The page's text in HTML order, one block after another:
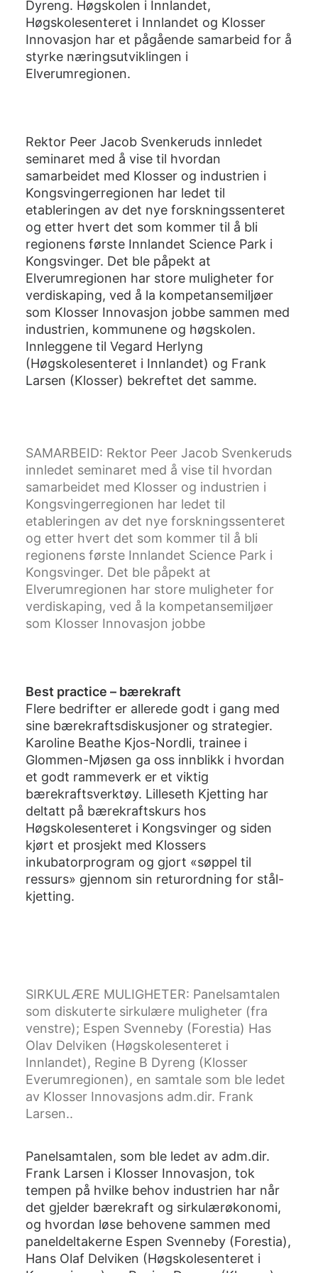
Dyreng. Høgskolen i Innlandet,
Høgskolesenteret i Innlandet og Klosser
Innovasjon har et pågående samarbeid for å
styrke næringsutviklingen i
Elverumregionen.
Rektor Peer Jacob Svenkeruds innledet
seminaret med å vise til hvordan
samarbeidet med Klosser og industrien i
Kongsvingerregionen har ledet til
etableringen av det nye forskningssenteret
og etter hvert det som kommer til å bli
regionens første Innlandet Science Park i
Kongsvinger. Det ble påpekt at
Elverumregionen har store muligheter for
verdiskaping, ved å la kompetansemiljøer
som Klosser Innovasjon jobbe sammen med
industrien, kommunene og høgskolen.
Innleggene til Vegard Herlyng
(Høgskolesenteret i Innlandet) og Frank
Larsen (Klosser) bekreftet det samme.
SAMARBEID: Rektor Peer Jacob Svenkeruds
innledet seminaret med å vise til hvordan
samarbeidet med Klosser og industrien i
Kongsvingerregionen har ledet til
etableringen av det nye forskningssenteret
og etter hvert det som kommer til å bli
regionens første Innlandet Science Park i
Kongsvinger. Det ble påpekt at
Elverumregionen har store muligheter for
verdiskaping, ved å la kompetansemiljøer
som Klosser Innovasjon jobbe
Best practice – bærekraft
Flere bedrifter er allerede godt i gang med
sine bærekraftsdiskusjoner og strategier.
Karoline Beathe Kjos-Nordli, trainee i
Glommen-Mjøsen ga oss innblikk i hvordan
et godt rammeverk er et viktig
bærekraftsverktøy. Lilleseth Kjetting har
deltatt på bærekraftskurs hos
Høgskolesenteret i Kongsvinger og siden
kjørt et prosjekt med Klossers
inkubatorprogram og gjort «søppel til
ressurs» gjennom sin returordning for stål-
kjetting.
SIRKULÆRE MULIGHETER: Panelsamtalen
som diskuterte sirkulære muligheter (fra
venstre); Espen Svenneby (Forestia) Has
Olav Delviken (Høgskolesenteret i
Innlandet), Regine B Dyreng (Klosser
Everumregionen), en samtale som ble ledet
av Klosser Innovasjons adm.dir. Frank
Larsen..
Panelsamtalen, som ble ledet av adm.dir.
Frank Larsen i Klosser Innovasjon, tok
tempen på hvilke behov industrien har når
det gjelder bærekraft og sirkulærøkonomi,
og hvordan løse behovene sammen med
paneldeltakerne Espen Svenneby (Forestia),
Hans Olaf Delviken (Høgskolesenteret i